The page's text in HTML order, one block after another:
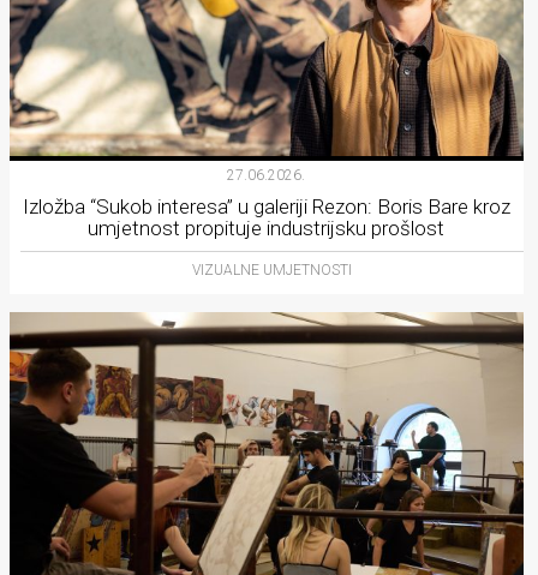
27.06.2026.
Izložba “Sukob interesa” u galeriji Rezon: Boris Bare kroz
umjetnost propituje industrijsku prošlost
VIZUALNE UMJETNOSTI